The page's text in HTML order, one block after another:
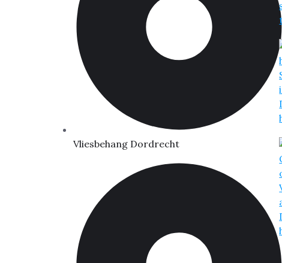
Vliesbehang Dordrecht